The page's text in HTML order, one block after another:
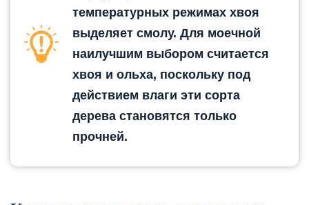
температурных режимах хвоя
выделяет смолу. Для моечной
наилучшим выбором считается
хвоя и ольха, поскольку под
действием влаги эти сорта
дерева становятся только
прочней.